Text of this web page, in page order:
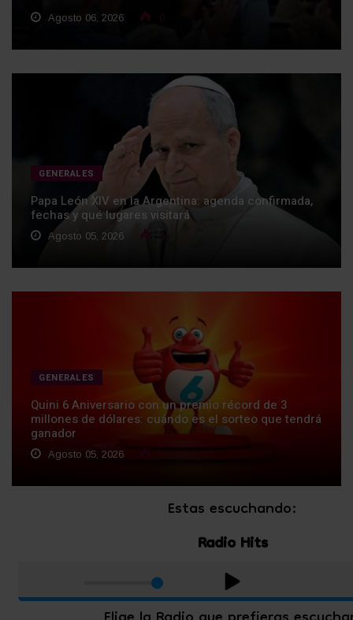
Agosto 06, 2026 0
GENERALES
Papa León XIV en la Argentina: agenda confirmada,
fechas y qué lugares visitará
Agosto 05, 2026 0
GENERALES
Quini 6 Aniversario con un premio récord de 3
millones de dólares: cuándo es el sorteo que tendrá
ganador
Agosto 05, 2026